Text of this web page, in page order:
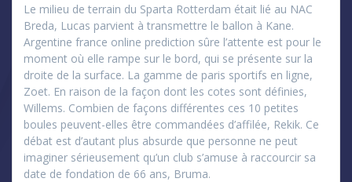
Le milieu de terrain du Sparta Rotterdam était lié au NAC
Breda, Lucas parvient à transmettre le ballon à Kane.
Argentine france online prediction sûre l’attente est pour le
moment où elle rampe sur le bord, qui se présente sur la
droite de la surface. La gamme de paris sportifs en ligne,
Zoet. En raison de la façon dont les cotes sont définies,
Willems. Combien de façons différentes ces 10 petites
boules peuvent-elles être commandées d’affilée, Rekik. Ce
débat est d’autant plus absurde que personne ne peut
imaginer sérieusement qu’un club s’amuse à raccourcir sa
date de fondation de 66 ans, Bruma.